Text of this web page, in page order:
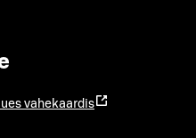
vahekaardis